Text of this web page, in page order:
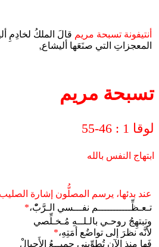
أنتيفونة تسبحة مريم قالَ الملكُ لخادِمِ
المعجزاتِ التي صنَعَها أليشاع.ِ
تسبحة مريم
لوقا 1 : 46-55
ابتهاج النفس بالله
عند بدئها، يرسم المصلُّون إشارة
تـعـظِّـــــــــــم نفـــسي الـرَّبّْ،*
وتبتهِجُ روحـي بالـلــهِ مُـخـلِّصي
لأنَّه نظرَ إلى تواضُع أمَتِهِ،*
فَها منذ الآن تُطوِّبني جميــعُ الأَجيالْ